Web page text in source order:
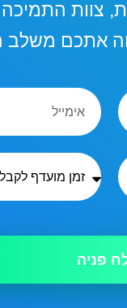
התמיכה
אתכם
פניה